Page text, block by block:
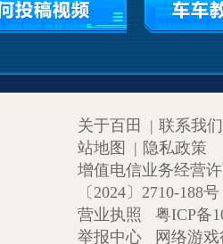
关于百田 | 联系我们
站地图
| 隐私政策
增值电信业务经营
〔2024〕2710-188号
营业执照
粤ICP备
举报中心
网络游